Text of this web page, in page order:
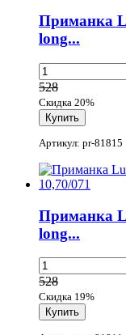
Приманка
long...
528
Скидка 20%
Артикул: pr-81815
Приманка
long...
528
Скидка 19%